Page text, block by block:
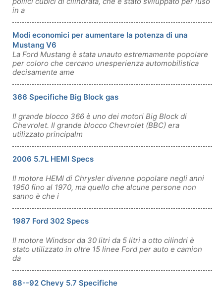
in a
Modi economici per aumentare la potenza di una
Mustang V6
La Ford Mustang è stata unauto estremamente popolare
per coloro che cercano unesperienza automobilistica
decisamente ame
366 Specifiche Big Block gas
Il grande blocco 366 è uno dei motori Big Block di
Chevrolet. Il grande blocco Chevrolet (BBC) era
utilizzato principalm
2006 5.7L HEMI Specs
Il motore HEMI di Chrysler divenne popolare negli anni
1950 fino al 1970, ma quello che alcune persone non
sanno è che i
1987 Ford 302 Specs
Il motore Windsor da 30 litri da 5 litri a otto cilindri è
stato utilizzato in oltre 15 linee Ford per auto e camion
da
88--92 Chevy 5.7 Specifiche